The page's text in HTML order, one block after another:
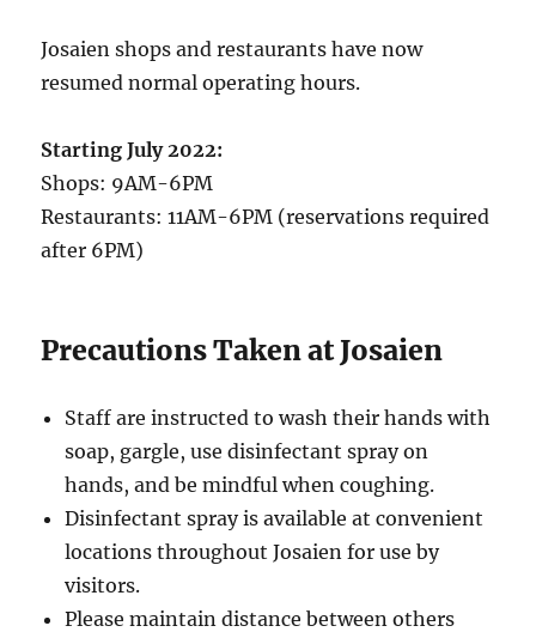
Josaien shops and restaurants have now
resumed normal operating hours.
Starting July 2022:
Shops: 9AM-6PM
Restaurants: 11AM-6PM (reservations required
after 6PM)
Precautions Taken at Josaien
Staff are instructed to wash their hands with
soap, gargle, use disinfectant spray on
hands, and be mindful when coughing.
Disinfectant spray is available at convenient
locations throughout Josaien for use by
visitors.
Please maintain distance between others